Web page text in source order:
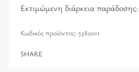
Εκτιμώμενη διάρκεια παράδοσης:
5380011
SHARE